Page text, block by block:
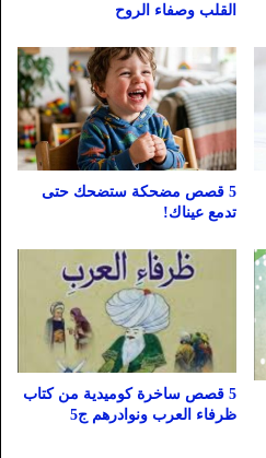
القلب وصفاء الروح
5 قصص مضحكة ستضحك حتى
تدمع عيناك!
5 قصص ساخرة كوميدية من كتاب
ظرفاء العرب ونوادرهم ج5